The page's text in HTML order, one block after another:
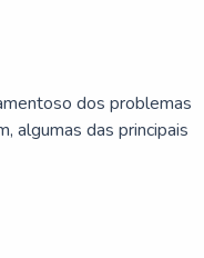
dos problemas
algumas das principais